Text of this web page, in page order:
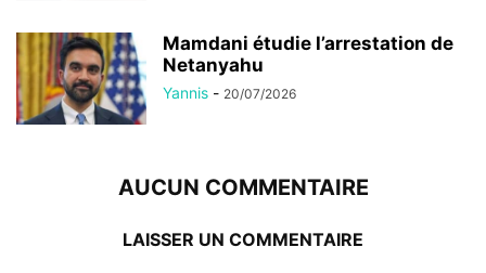
Mamdani étudie l’arrestation de
Netanyahu
Yannis - 20/07/2026
AUCUN COMMENTAIRE
LAISSER UN COMMENTAIRE